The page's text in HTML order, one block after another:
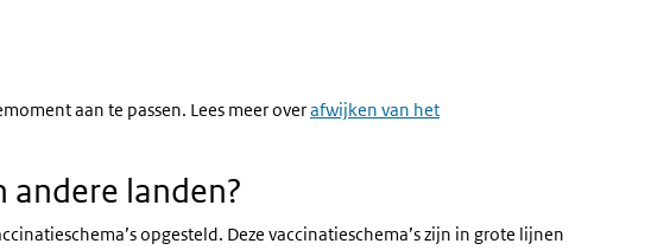
aan te passen. Lees meer overafwijken van het
andere landen?
opgesteld. Deze vaccinatieschema’s zijn in grote lijnen